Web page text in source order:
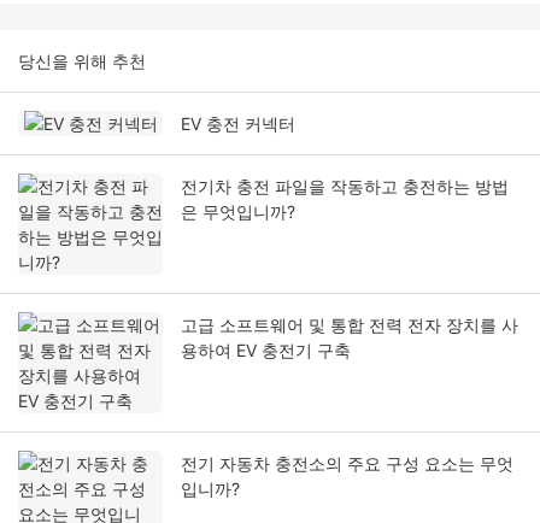
당신을 위해 추천
EV 충전 커넥터
전기차 충전 파일을 작동하고 충전하는 방법
은 무엇입니까?
고급 소프트웨어 및 통합 전력 전자 장치를 사
용하여 EV 충전기 구축
전기 자동차 충전소의 주요 구성 요소는 무엇
입니까?